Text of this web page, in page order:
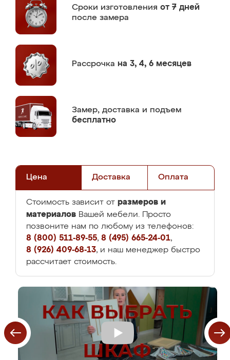
Сроки изготовления от 7 дней
после замера
Рассрочка на 3, 4, 6 месяцев
Замер, доставка и подъем
бесплатно
Цена Доставка Оплата
Стоимость зависит от размеров и
материалов Вашей мебели. Просто
позвоните нам по любому из телефонов:
8 (800) 511-89-55, 8 (495) 665-24-01,
8 (926) 409-68-13, и наш менеджер быстро
рассчитает стоимость.